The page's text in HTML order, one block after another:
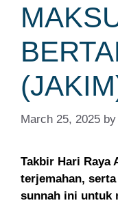
March 25, 2025 by
Takbir Hari Raya
terjemahan,
sunnah ini untuk